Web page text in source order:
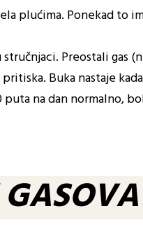
plućima. Ponekad to
Preostali gas
Buka nastaje
na dan normalno,